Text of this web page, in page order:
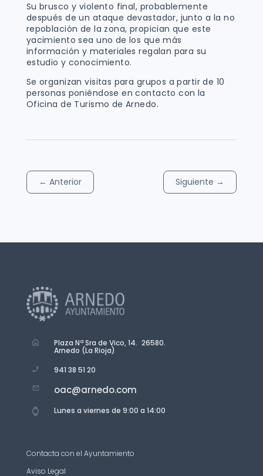
Su brusco y violento final, probablemente
después de un ataque devastador, junto a la no
repoblación de la zona, propician que este
yacimiento sea uno de los que más
información y materiales regalan para su
estudio y conocimiento.
Se organizan visitas para grupos a partir de 10
personas poniéndose en contacto con la
Oficina de Turismo de Arnedo.
← Anterior Siguiente →
Plaza Nª Sra de Vico, 14. 26580.
Arnedo (La Rioja)
941 38 51 20
oac@arnedo.com
Lunes a viernes de 9:00 a 14:00
Contacta con el Ayuntamiento
Aviso Legal